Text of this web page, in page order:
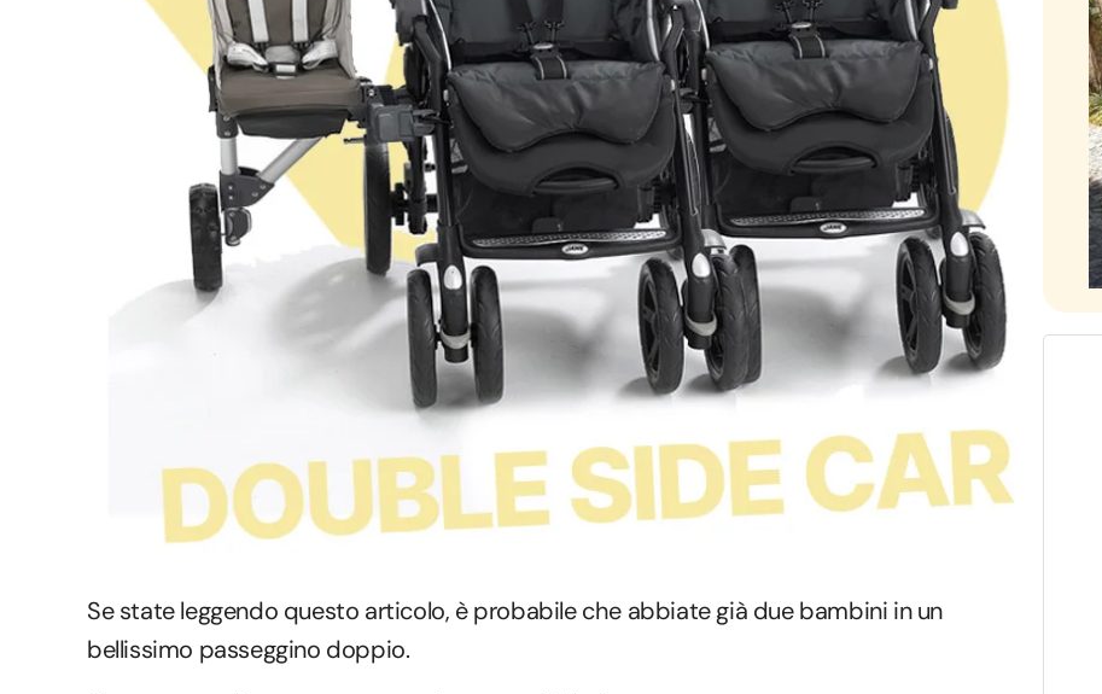
Se state leggendo questo articolo, è probabile che abbiate già due bambini in un
bellissimo passeggino doppio.